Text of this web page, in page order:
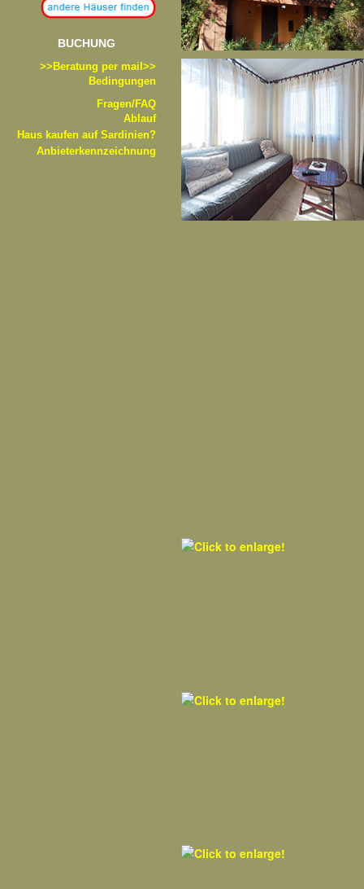
BUCHUNG
>>Beratung per mail>>
Bedingungen
Fragen/FAQ
Ablauf
Haus kaufen auf Sardinien?
Anbieterkennzeichnung